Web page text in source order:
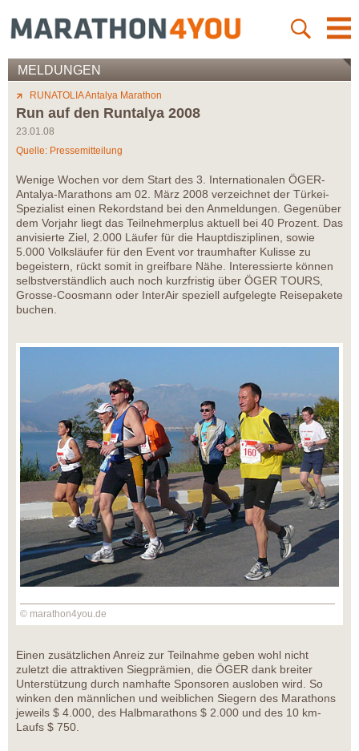
MELDUNGEN
RUNATOLIA Antalya Marathon
Run auf den Runtalya 2008
23.01.08
Quelle: Pressemitteilung
Wenige Wochen vor dem Start des 3. Internationalen ÖGER-
Antalya-Marathons am 02. März 2008 verzeichnet der Türkei-
Spezialist einen Rekordstand bei den Anmeldungen. Gegenüber
dem Vorjahr liegt das Teilnehmerplus aktuell bei 40 Prozent. Das
anvisierte Ziel, 2.000 Läufer für die Hauptdisziplinen, sowie
5.000 Volksläufer für den Event vor traumhafter Kulisse zu
begeistern, rückt somit in greifbare Nähe. Interessierte können
selbstverständlich auch noch kurzfristig über ÖGER TOURS,
Grosse-Coosmann oder InterAir speziell aufgelegte Reisepakete
buchen.
© marathon4you.de
Einen zusätzlichen Anreiz zur Teilnahme geben wohl nicht
zuletzt die attraktiven Siegprämien, die ÖGER dank breiter
Unterstützung durch namhafte Sponsoren ausloben wird. So
winken den männlichen und weiblichen Siegern des Marathons
jeweils $ 4.000, des Halbmarathons $ 2.000 und des 10 km-
Laufs $ 750.